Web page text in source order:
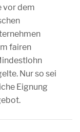
vor dem
fairen
Nur so sei
Eignung